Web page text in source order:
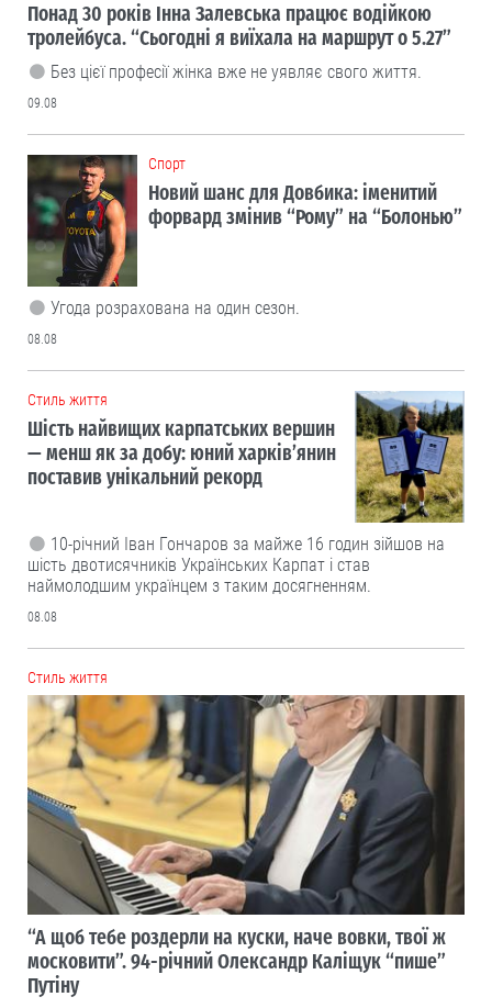
Понад 30 років Інна Залевська працює водійкою
тролейбуса. “Сьогодні я виїхала на маршрут о 5.27”
Без цієї професії жінка вже не уявляє свого життя.
09.08
Cпорт
Новий шанс для Довбика: іменитий
форвард змінив “Рому” на “Болонью”
Угода розрахована на один сезон.
08.08
Cтиль життя
Шість найвищих карпатських вершин
— менш як за добу: юний харків’янин
поставив унікальний рекорд
10-річний Іван Гончаров за майже 16 годин зійшов на
шість двотисячників Українських Карпат і став
наймолодшим українцем з таким досягненням.
08.08
Cтиль життя
“А щоб тебе роздерли на куски, наче вовки, твої ж
московити”. 94-річний Олександр Каліщук “пише”
Путіну